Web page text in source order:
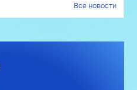
Все новости